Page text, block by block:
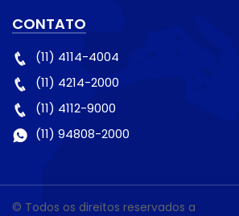
CONTATO
(11) 4114-4004
(11) 4214-2000
(11) 4112-9000
(11) 94808-2000
© Todos os direitos reservados a